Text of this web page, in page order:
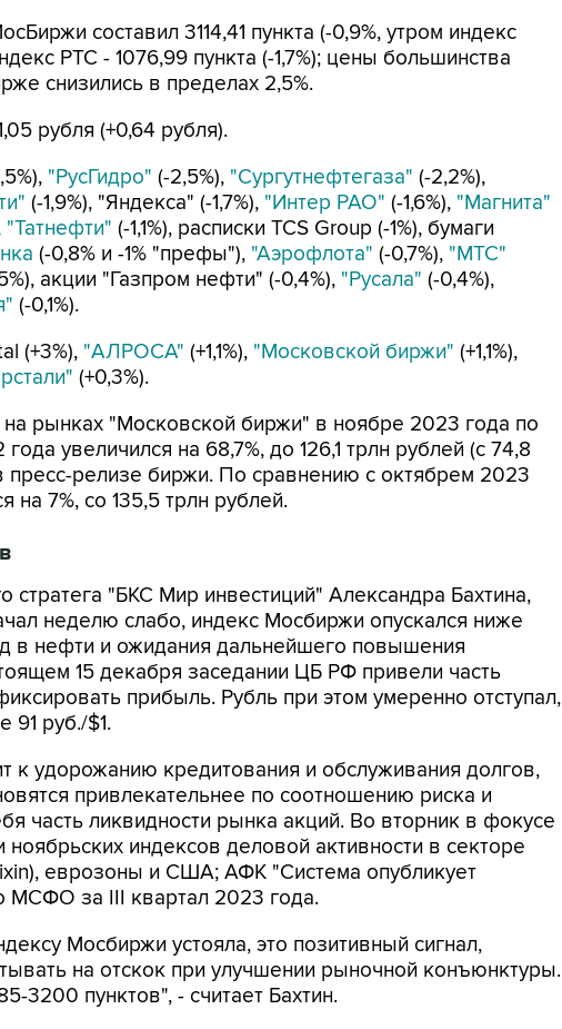
составил 3114,41 пункта (-0,9%, утром индекс
РТС - 1076,99 пункта (-1,7%); цены большинства
снизились в пределах 2,5%.
рубля (+0,64 рубля).
"РусГидро" (-2,5%), "Сургутнефтегаза" (-2,2%),
(-1,9%), "Яндекса" (-1,7%), "Интер РАО" (-1,6%), "Магнита"
"Татнефти" (-1,1%), расписки TCS Group (-1%), бумаги
(-0,8% и -1% "префы"), "Аэрофлота" (-0,7%), "МТС"
акции "Газпром нефти" (-0,4%), "Русала" (-0,4%),
(-0,1%).
(+3%), "АЛРОСА" (+1,1%), "Московской биржи" (+1,1%),
(+0,3%).
рынках "Московской биржи" в ноябре 2023 года по
увеличился на 68,7%, до 126,1 трлн рублей (с 74,8
пресс-релизе биржи. По сравнению с октябрем 2023
на 7%, со 135,5 трлн рублей.
стратега "БКС Мир инвестиций" Александра Бахтина,
неделю слабо, индекс Мосбиржи опускался ниже
в нефти и ожидания дальнейшего повышения
15 декабря заседании ЦБ РФ привели часть
прибыль. Рубль при этом умеренно отступал,
91 руб./$1.
к удорожанию кредитования и обслуживания долгов,
привлекательнее по соотношению риска и
часть ликвидности рынка акций. Во вторник в фокусе
ноябрьских индексов деловой активности в секторе
еврозоны и США; АФК "Система опубликует
МСФО за III квартал 2023 года.
Мосбиржи устояла, это позитивный сигнал,
на отскок при улучшении рыночной конъюнктуры.
3200 пунктов", - считает Бахтин.